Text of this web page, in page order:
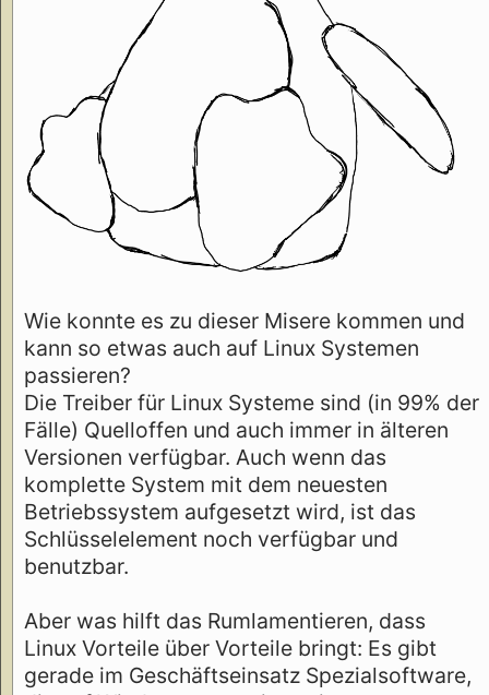
Wie konnte es zu dieser Misere kommen und
kann so etwas auch auf Linux Systemen
passieren?
Die Treiber für Linux Systeme sind (in 99% der
Fälle) Quelloffen und auch immer in älteren
Versionen verfügbar. Auch wenn das
komplette System mit dem neuesten
Betriebssystem aufgesetzt wird, ist das
Schlüsselelement noch verfügbar und
benutzbar.
Aber was hilft das Rumlamentieren, dass
Linux Vorteile über Vorteile bringt: Es gibt
gerade im Geschäftseinsatz Spezialsoftware,